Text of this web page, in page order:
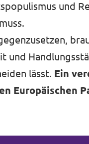
und
und
lässt. Ein
Europäischen